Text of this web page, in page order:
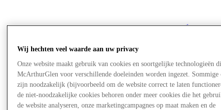
Wij hechten veel waarde aan uw privacy
Onze website maakt gebruik van cookies en soortgelijke technologieën
McArthurGlen voor verschillende doeleinden worden ingezet. Sommige
zijn noodzakelijk (bijvoorbeeld om de website correct te laten
de niet-noodzakelijke cookies behoren onder meer cookies die het
de website analyseren, onze marketingcampagnes op maat maken en de